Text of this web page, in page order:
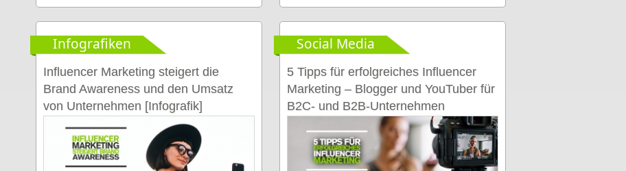
Infografiken
Influencer Marketing steigert die
Brand Awareness und den Umsatz
von Unternehmen [Infografik]
Social Media
5 Tipps für erfolgreiches Influencer
Marketing – Blogger und YouTuber für
B2C- und B2B-Unternehmen